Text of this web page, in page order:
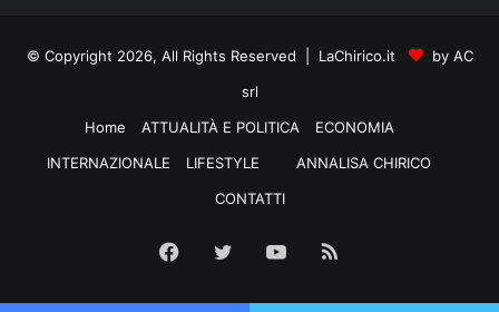
© Copyright 2026, All Rights Reserved | LaChirico.it
by AC
srl
Home
ATTUALITÀ E POLITICA
ECONOMIA
INTERNAZIONALE
LIFESTYLE
ANNALISA CHIRICO
CONTATTI
Facebook
Twitter YouTube